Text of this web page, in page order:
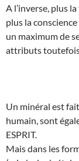
A l’inverse, plus
plus la
un maximum de
attributs
Un minéral est
humain, sont
ESPRIT.
Mais dans les